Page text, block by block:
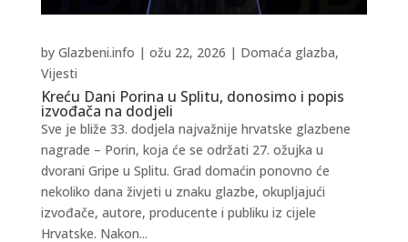
Kreću Dani Porina u Splitu, donosimo i popis
izvođača na dodjeli
by Glazbeni.info | ožu 22, 2026 | Domaća glazba,
Vijesti
Sve je bliže 33. dodjela najvažnije hrvatske glazbene
nagrade – Porin, koja će se održati 27. ožujka u
dvorani Gripe u Splitu. Grad domaćin ponovno će
nekoliko dana živjeti u znaku glazbe, okupljajući
izvođače, autore, producente i publiku iz cijele
Hrvatske. Nakon...